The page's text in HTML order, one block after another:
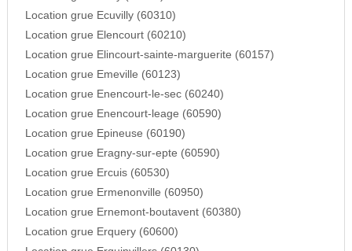
Location grue Ecuvilly (60310)
Location grue Elencourt (60210)
Location grue Elincourt-sainte-marguerite (60157)
Location grue Emeville (60123)
Location grue Enencourt-le-sec (60240)
Location grue Enencourt-leage (60590)
Location grue Epineuse (60190)
Location grue Eragny-sur-epte (60590)
Location grue Ercuis (60530)
Location grue Ermenonville (60950)
Location grue Ernemont-boutavent (60380)
Location grue Erquery (60600)